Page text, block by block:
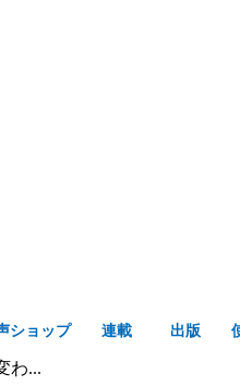
ショップ 連載 出版
わ...